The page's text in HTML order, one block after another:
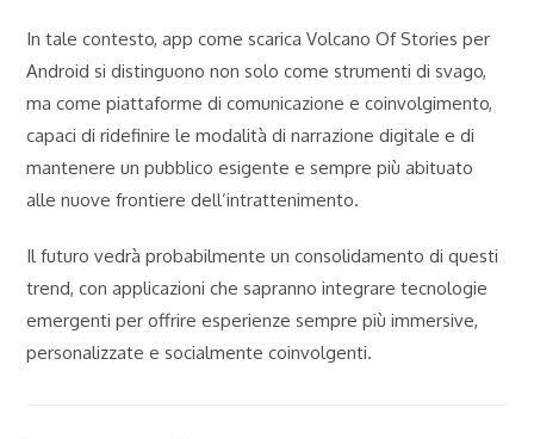
In tale contesto, app come scarica Volcano Of Stories per
Android si distinguono non solo come strumenti di svago,
ma come piattaforme di comunicazione e coinvolgimento,
capaci di ridefinire le modalità di narrazione digitale e di
mantenere un pubblico esigente e sempre più abituato
alle nuove frontiere dell’intrattenimento.
Il futuro vedrà probabilmente un consolidamento di questi
trend, con applicazioni che sapranno integrare tecnologie
emergenti per offrire esperienze sempre più immersive,
personalizzate e socialmente coinvolgenti.